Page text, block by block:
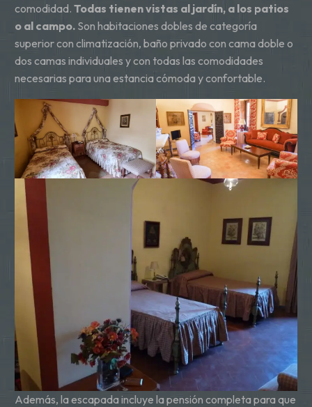
comodidad. Todas tienen vistas al jardín, a los patios
o al campo. Son habitaciones dobles de categoría
superior con climatización, baño privado con cama doble o
dos camas individuales y con todas las comodidades
necesarias para una estancia cómoda y confortable.
Además, la escapada incluye la pensión completa para que